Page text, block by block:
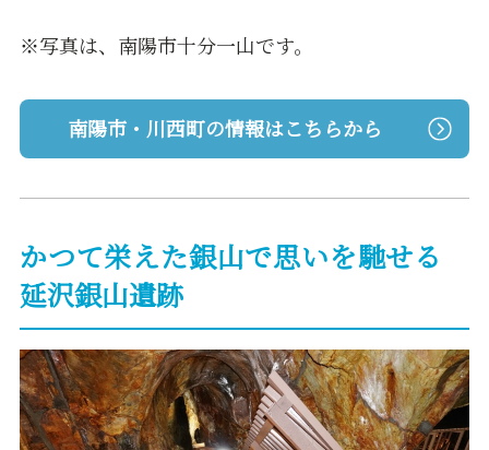
※写真は、南陽市十分一山です。
南陽市・川西町の情報はこちらから
かつて栄えた銀山で思いを馳せる
延沢銀山遺跡